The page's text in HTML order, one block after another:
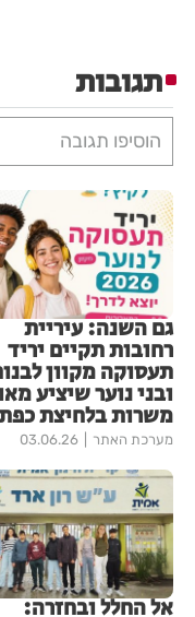
תגובות
הוסיפו תגובה
גם השנה: עיריית
רחובות תקיים יריד
תעסוקה מקוון
ובני נוער שיציע
משרות בלחיצת
מערכת האתר 03.06.26
אל החלל ובחזרה: